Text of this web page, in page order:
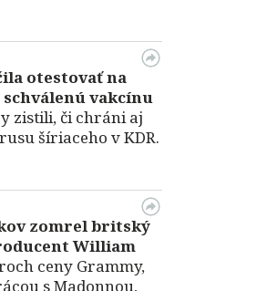
otestovať na
vakcínu
zistili, či chráni aj
šíriaceho v KDR.
zomrel britský
William
ceny Grammy,
s Madonnou,